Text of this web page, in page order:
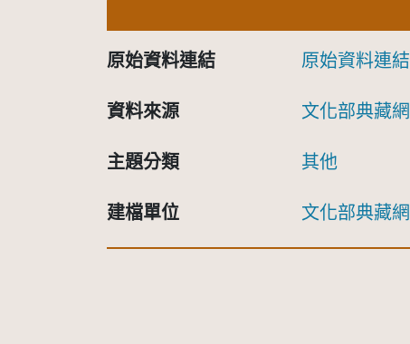
原始資料連結 原始資料連結
資料來源 文化部典藏網
主題分類 其他
建檔單位 文化部典藏網